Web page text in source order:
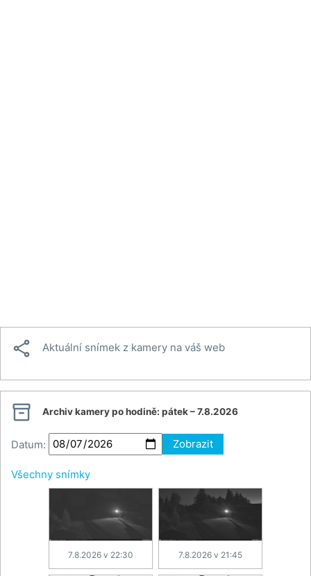
 Aktuální snímek z kamery na váš web
 Archiv kamery po hodině: pátek – 7.8.2026
Datum: Zobrazit
Všechny snímky
7.8.2026 v 22:30 7.8.2026 v 21:45